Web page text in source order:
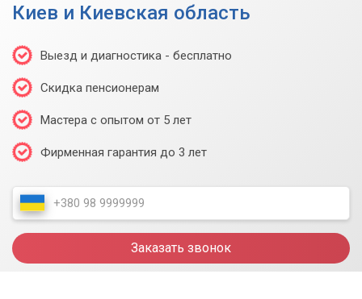
Киев и Киевская область
Выезд и диагностика - бесплатно
Скидка пенсионерам
Мастера с опытом от 5 лет
Фирменная гарантия до 3 лет
Заказать звонок